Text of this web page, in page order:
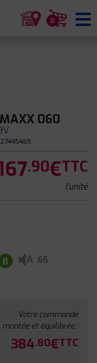
0
060
.90€TTC
l'unité
B A 66
Votre commande
montée et équilibrée :
384.80€TTC